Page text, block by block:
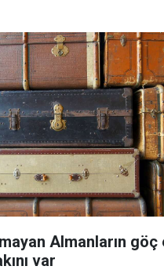
Almanların göç
var